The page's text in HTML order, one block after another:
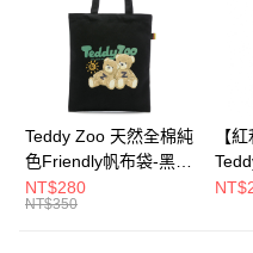
Apple Pay
街口支付
大哥付你分期
相關說明
Teddy Zoo 天然全棉純
色Friendly帆布袋-黑色
(TZB107)
NT$280
NT$350
【
色